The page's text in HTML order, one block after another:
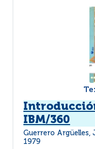
IBM/360
Guerrero Argüelles,
1979